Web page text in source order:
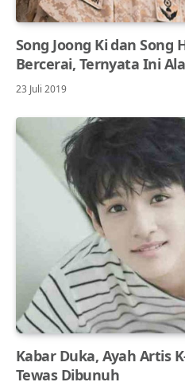
Song Joong Ki dan Song
Bercerai, Ternyata Ini
23 Juli 2019
Kabar Duka, Ayah Artis
Tewas Dibunuh